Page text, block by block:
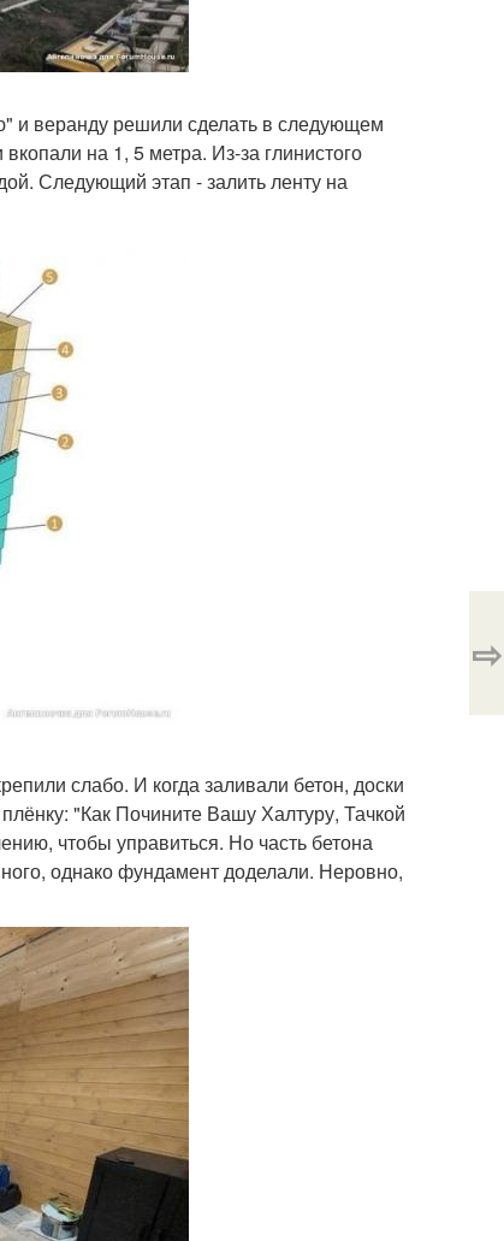
и веранду решили сделать в следующем
на 1, 5 метра. Из-за глинистого
Следующий этап - залить ленту на
слабо. И когда заливали бетон, доски
"Как Почините Вашу Халтуру, Тачкой
чтобы управиться. Но часть бетона
однако фундамент доделали. Неровно,
⇨